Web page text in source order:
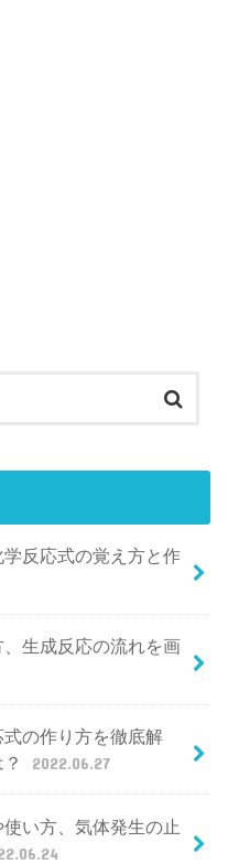
学反応式の覚え方と作
生成反応の流れを画
式の作り方を徹底解
2022.06.27
い方、気体発生の止